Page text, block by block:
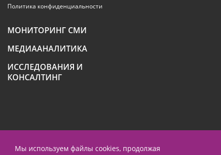
Политика конфиденциальности
МОНИТОРИНГ СМИ
МЕДИААНАЛИТИКА
ИССЛЕДОВАНИЯ И
КОНСАЛТИНГ
+7 (495) 789-4259
Мы используем файлы cookies, продолжая